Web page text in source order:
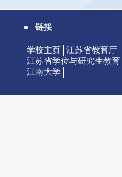
链接
学校主页 江苏省教育厅
江苏省学位与研究生教育
江南大学